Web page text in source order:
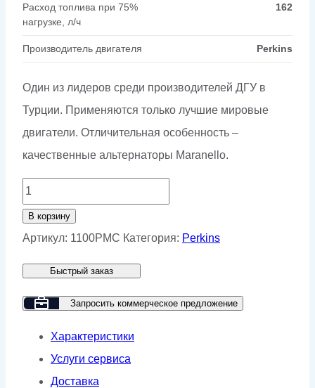
Расход топлива при 75%
нагрузке, л/ч
162
Производитель двигателя Perkins
Один из лидеров среди производителей ДГУ в
Турции. Применяются только лучшие мировые
двигатели. Отличительная особенность –
качественные альтернаторы Maranello.
Количество
товара
Дизельный
GMP
1100PMC
кожухе
В корзину
Артикул: 1100PMC Категория: Perkins
Быстрый заказ
Запросить коммерческое предложение
Характеристики
Услуги сервиса
Доставка